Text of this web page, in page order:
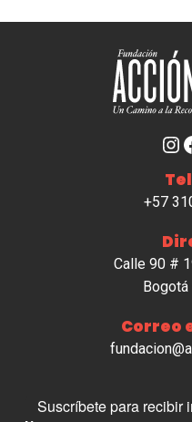
Instagram Facebook
+57
Calle 90 #
Correo